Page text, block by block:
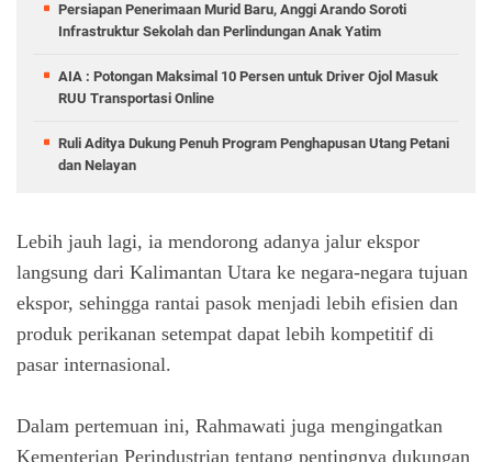
Persiapan Penerimaan Murid Baru, Anggi Arando Soroti
Infrastruktur Sekolah dan Perlindungan Anak Yatim
AIA : Potongan Maksimal 10 Persen untuk Driver Ojol Masuk
RUU Transportasi Online
Ruli Aditya Dukung Penuh Program Penghapusan Utang Petani
dan Nelayan
Lebih jauh lagi, ia mendorong adanya jalur ekspor
langsung dari Kalimantan Utara ke negara-negara tujuan
ekspor, sehingga rantai pasok menjadi lebih efisien dan
produk perikanan setempat dapat lebih kompetitif di
pasar internasional.
Dalam pertemuan ini, Rahmawati juga mengingatkan
Kementerian Perindustrian tentang pentingnya dukungan